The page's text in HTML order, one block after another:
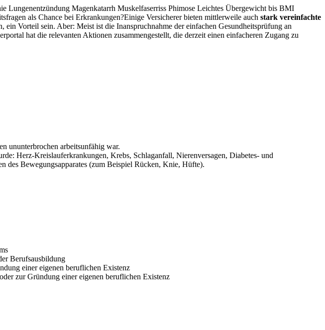
Lungenentzündung Magenkatarrh Muskelfaserriss Phimose Leichtes Übergewicht bis BMI
als Chance bei Erkrankungen?Einige Versicherer bieten mittlerweile auch stark vereinfachte
Vorteil sein. Aber: Meist ist die Inanspruchnahme der einfachen Gesundheitsprüfung an
hat die relevanten Aktionen zusammengestellt, die derzeit einen einfacheren Zugang zu
ununterbrochen arbeitsunfähig war.
Herz-Kreislauferkrankungen, Krebs, Schlaganfall, Nierenversagen, Diabetes- und
Bewegungsapparates (zum Beispiel Rücken, Knie, Hüfte).
Berufsausbildung
einer eigenen beruflichen Existenz
zur Gründung einer eigenen beruflichen Existenz